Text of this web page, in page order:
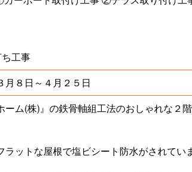
工事
月８日～４月２５日
ム(株)』の鉄骨軸組工法のおしゃれな２階
ットな屋根で塩ビシート防水がされていま